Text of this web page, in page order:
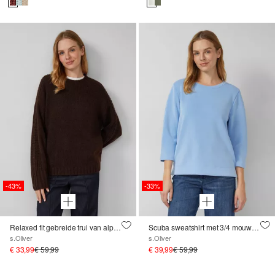
-43%
Relaxed fit gebreide trui van alpacamix
s.Oliver
€ 33,99€ 59,99
-33%
Scuba sweatshirt met 3/4 mouwen
s.Oliver
€ 39,99€ 59,99